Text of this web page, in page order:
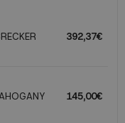
392,37€
145,00€